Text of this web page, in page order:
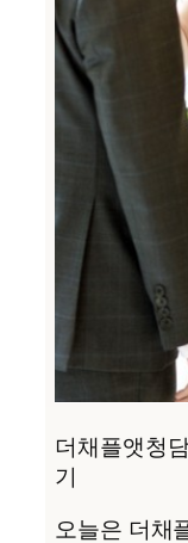
더채플앳청
기
오늘은 더채